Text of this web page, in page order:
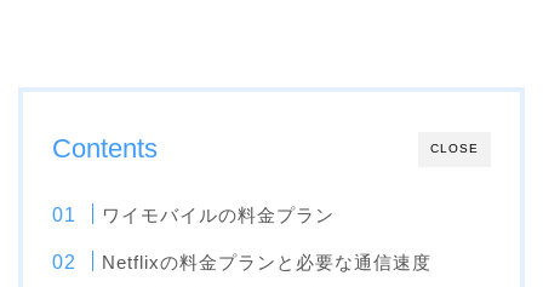
CLOSE
Contents
ワイモバイルの料金プラン
Netflixの料金プランと必要な通信速度